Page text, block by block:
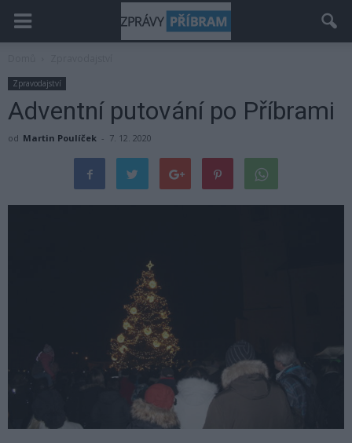
Zpravodajství
Adventní putování po Příbrami
od Martin Poulíček - 7. 12. 2020